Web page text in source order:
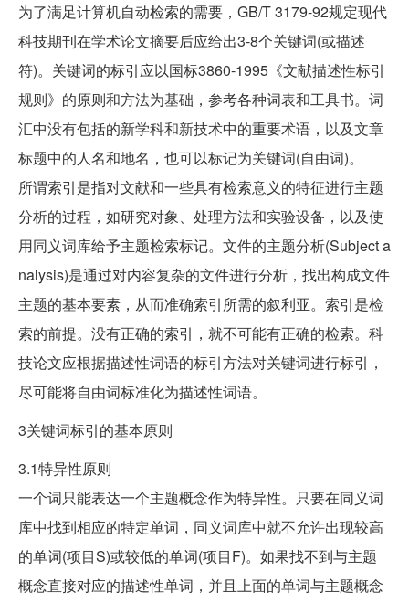
为了满足计算机自动检索的需要，GB/T 3179-92规定现代
科技期刊在学术论文摘要后应给出3-8个关键词(或描述
符)。关键词的标引应以国标3860-1995《文献描述性标引
规则》的原则和方法为基础，参考各种词表和工具书。词
汇中没有包括的新学科和新技术中的重要术语，以及文章
标题中的人名和地名，也可以标记为关键词(自由词)。
所谓索引是指对文献和一些具有检索意义的特征进行主题
分析的过程，如研究对象、处理方法和实验设备，以及使
用同义词库给予主题检索标记。文件的主题分析(Subject a
nalysis)是通过对内容复杂的文件进行分析，找出构成文件
主题的基本要素，从而准确索引所需的叙利亚。索引是检
索的前提。没有正确的索引，就不可能有正确的检索。科
技论文应根据描述性词语的标引方法对关键词进行标引，
尽可能将自由词标准化为描述性词语。
3关键词标引的基本原则
3.1特异性原则
一个词只能表达一个主题概念作为特异性。只要在同义词
库中找到相应的特定单词，同义词库中就不允许出现较高
的单词(项目S)或较低的单词(项目F)。如果找不到与主题
概念直接对应的描述性单词，并且上面的单词与主题概念